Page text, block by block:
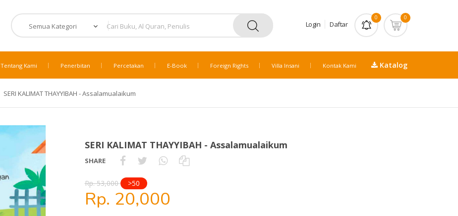
Login Daftar
0 0
Tentang Kami Penerbitan Percetakan E-Book Foreign Rights Villa Insani Kontak Kami Katalog
SERI KALIMAT THAYYIBAH - Assalamualaikum
SERI KALIMAT THAYYIBAH - Assalamualaikum
SHARE
Rp. 53,000 >50
Rp. 20,000